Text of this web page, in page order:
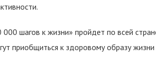
шагов к жизни» пройдет по всей
приобщиться к здоровому образу